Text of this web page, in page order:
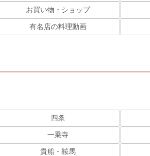
お買い物・ショップ
有名店の料理動画
四条
一乗寺
貴船・鞍馬